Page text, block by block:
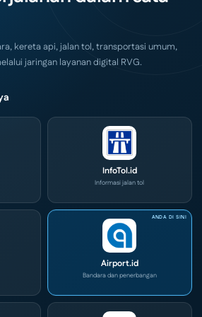
kereta api, jalan tol, transportasi umum,
jaringan layanan digital RVG.
InfoTol.id
Informasi jalan tol
Airport.id
Bandara dan penerbangan